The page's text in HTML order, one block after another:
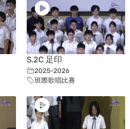
S.2C 足印
2025-2026
班際歌唱比賽